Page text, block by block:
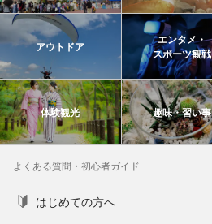
アウトドア
エンタメ・
スポーツ観戦
体験観光 趣味・習い事
よくある質問・初心者ガイド
はじめての方へ